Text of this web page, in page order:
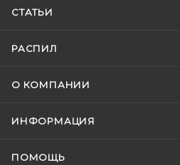
СТАТЬИ
РАСПИЛ
О КОМПАНИИ
ИНФОРМАЦИЯ
ПОМОЩЬ